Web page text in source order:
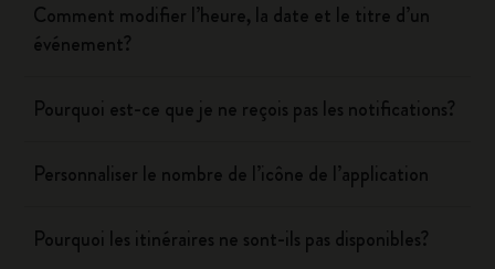
Comment modifier l’heure, la date et le titre d’un
événement?
Pourquoi est-ce que je ne reçois pas les notifications?
Personnaliser le nombre de l’icône de l’application
Pourquoi les itinéraires ne sont-ils pas disponibles?